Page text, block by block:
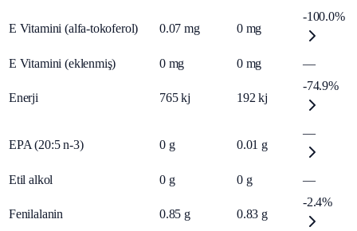
E Vitamini (alfa-tokoferol) 0.07 mg 0 mg
-100.0%
E Vitamini (eklenmiş) 0 mg 0 mg —
Enerji 765 kj 192 kj
-74.9%
EPA (20:5 n-3) 0 g 0.01 g
—
Etil alkol 0 g 0 g —
Fenilalanin 0.85 g 0.83 g
-2.4%